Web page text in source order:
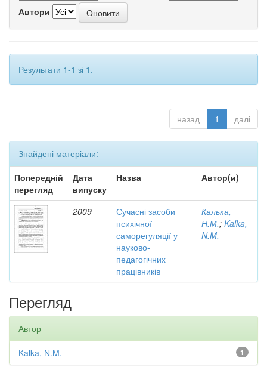
Автори
Результати 1-1 зі 1.
назад 1 далі
Знайдені матеріали:
Попередній
перегляд
Дата
випуску
Назва Автор(и)
2009
Сучасні засоби
психічної
саморегуляції у
науково-
педагогічних
працівників
Калька,
Н.М.; Kalka,
N.M.
Перегляд
Автор
1
Kalka, N.M.